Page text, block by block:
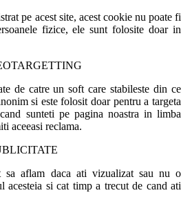
pe acest site, acest cookie nu poate fi
fizice, ele sunt folosite doar in
de catre un soft care stabileste din ce
si este folosit doar pentru a targeta
sunteti pe pagina noastra in limba
aceeasi reclama.
sa aflam daca ati vizualizat sau nu o
acesteia si cat timp a trecut de cand ati